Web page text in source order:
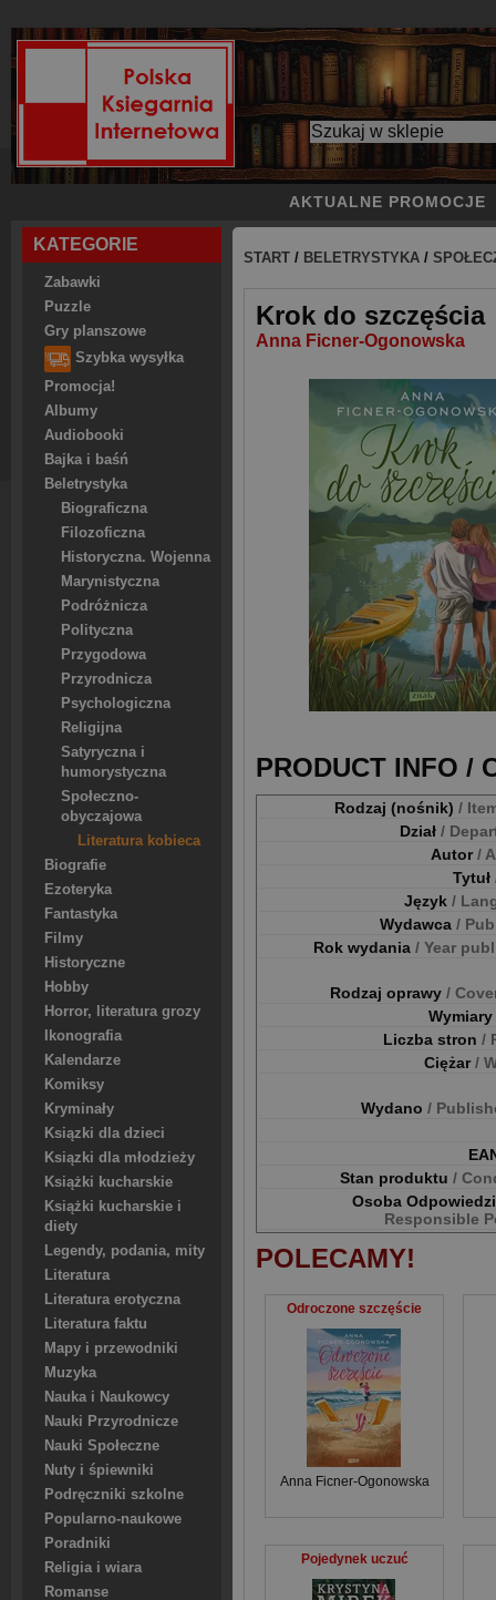
AKTUALNE PROMOCJE
KATEGORIE
Zabawki
Puzzle
Gry planszowe
Szybka wysyłka
Promocja!
Albumy
Audiobooki
Bajka i baśń
Beletrystyka
Biograficzna
Filozoficzna
Historyczna. Wojenna
Marynistyczna
Podróżnicza
Polityczna
Przygodowa
Przyrodnicza
Psychologiczna
Religijna
Satyryczna i
humorystyczna
Społeczno-
obyczajowa
Literatura kobieca
Biografie
Ezoteryka
Fantastyka
Filmy
Historyczne
Hobby
Horror, literatura grozy
Ikonografia
Kalendarze
Komiksy
Kryminały
Ksiązki dla dzieci
Ksiązki dla młodzieży
Książki kucharskie
Książki kucharskie i
diety
Legendy, podania, mity
Literatura
Literatura erotyczna
Literatura faktu
Mapy i przewodniki
Muzyka
Nauka i Naukowcy
Nauki Przyrodnicze
Nauki Społeczne
Nuty i śpiewniki
Podręczniki szkolne
Popularno-naukowe
Poradniki
Religia i wiara
Romanse
START / BELETRYSTYKA /
Krok do szczęścia
Anna Ficner-Ogonowska
PRODUCT INFO /
Rodzaj (nośnik) /
Dział /
Autor/
Tytuł
Język /
Wydawca /
Rok wydania / Year
Rodzaj oprawy /
Wymiary
Liczba stron /
Ciężar/
Wydano /
Stan produktu /
Osoba
Responsible
POLECAMY!
Odroczone szczęście
Anna Ficner-Ogonowska
Pojedynek uczuć